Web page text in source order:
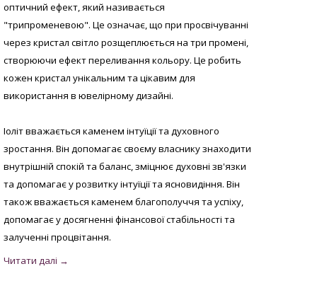
оптичний ефект, який називається
"трипроменевою". Це означає, що при просвічуванні
через кристал світло розщеплюється на три промені,
створюючи ефект переливання кольору. Це робить
кожен кристал унікальним та цікавим для
використання в ювелірному дизайні.
Іоліт вважається каменем інтуїції та духовного
зростання. Він допомагає своєму власнику знаходити
внутрішній спокій та баланс, зміцнює духовні зв'язки
та допомагає у розвитку інтуїції та ясновидіння. Він
також вважається каменем благополуччя та успіху,
допомагає у досягненні фінансової стабільності та
залученні процвітання.